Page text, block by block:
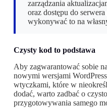
zarządzania
oraz dostępu do
wykonywać to na
Czysty kod to podstawa
Aby zagwarantować sobie
nowymi wersjami
wtyczkami, które w
dodać, warto zadbać o
przygotowywania samego